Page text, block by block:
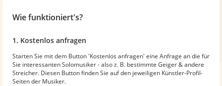
Wie funktioniert's?
1. Kostenlos anfragen
Starten Sie mit dem Button 'Kostenlos anfragen' eine Anfrage an die für
Sie interessanten Solomusiker - also z. B. bestimmte Geiger & andere
Streicher. Diesen Button finden Sie auf den jeweiligen Künstler-Profil-
Seiten der Musiker.